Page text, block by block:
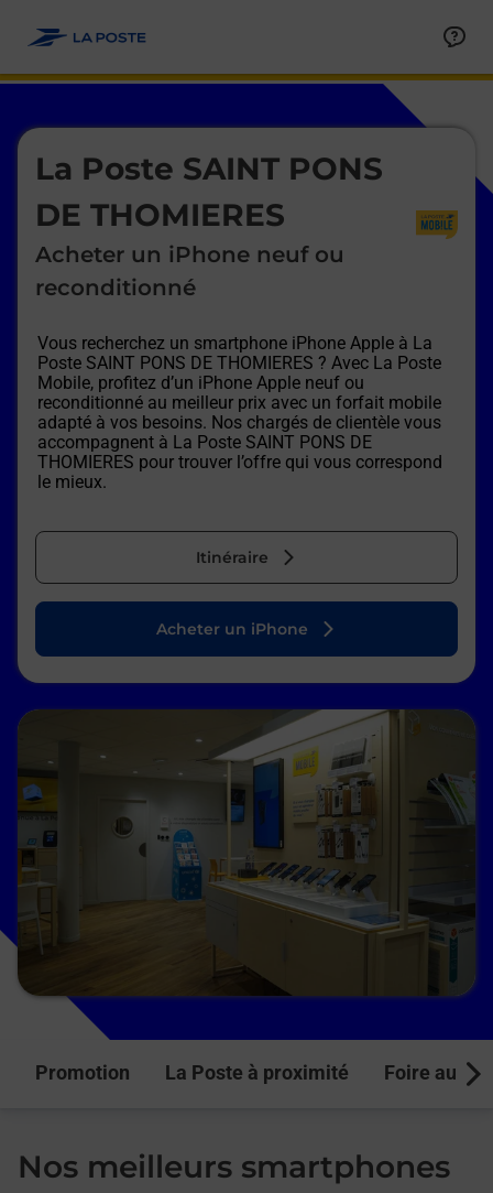
La Poste SAINT PONS
DE THOMIERES
Acheter un iPhone neuf ou
reconditionné
Vous recherchez un smartphone iPhone Apple à La
Poste SAINT PONS DE THOMIERES ? Avec La Poste
Mobile, profitez d’un iPhone Apple neuf ou
reconditionné au meilleur prix avec un forfait mobile
adapté à vos besoins. Nos chargés de clientèle vous
accompagnent à La Poste SAINT PONS DE
THOMIERES pour trouver l’offre qui vous correspond
le mieux.
Itinéraire
Le lien s'ouvre dans un nouvel onglet
Acheter un iPhone
Promotion La Poste à proximité Foire aux
Nos meilleurs smartphones